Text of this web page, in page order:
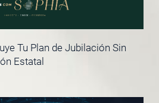
Tu Plan de Jubilación Sin
Estatal